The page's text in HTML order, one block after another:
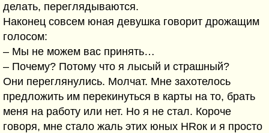
делать, переглядываются.
Наконец совсем юная девушка говорит дрожащим
голосом:
– Мы не можем вас принять…
– Почему? Потому что я лысый и страшный?
Они переглянулись. Молчат. Мне захотелось
предложить им перекинуться в карты на то, брать
меня на работу или нет. Но я не стал. Короче
говоря, мне стало жаль этих юных HRок и я просто